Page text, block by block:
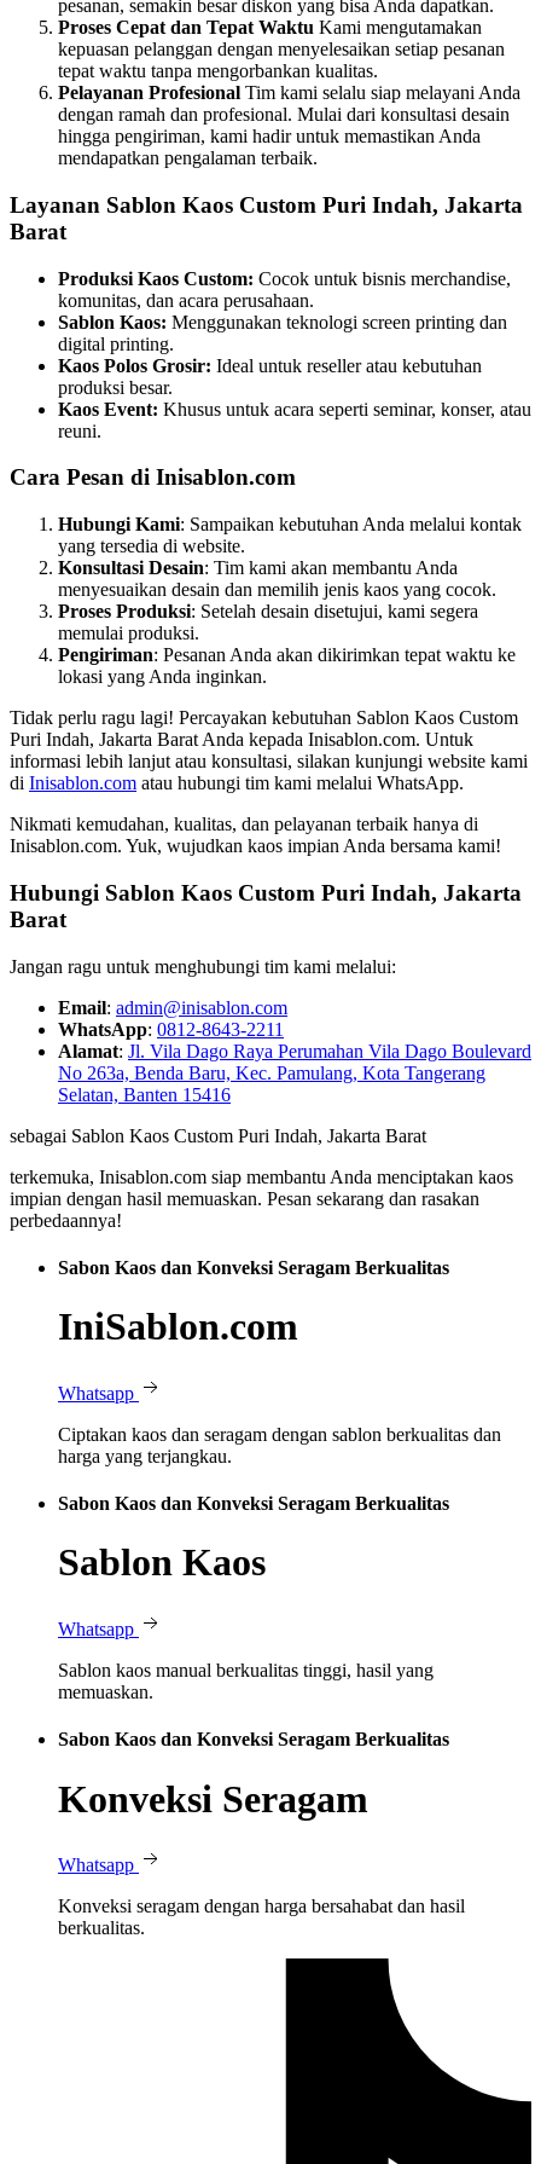
pesanan, semakin besar diskon yang bisa Anda dapatkan.
Proses Cepat dan Tepat Waktu Kami mengutamakan
kepuasan pelanggan dengan menyelesaikan setiap pesanan
tepat waktu tanpa mengorbankan kualitas.
Pelayanan Profesional Tim kami selalu siap melayani Anda
dengan ramah dan profesional. Mulai dari konsultasi desain
hingga pengiriman, kami hadir untuk memastikan Anda
mendapatkan pengalaman terbaik.
Layanan Sablon Kaos Custom Puri Indah, Jakarta
Barat
Produksi Kaos Custom: Cocok untuk bisnis merchandise,
komunitas, dan acara perusahaan.
Sablon Kaos: Menggunakan teknologi screen printing dan
digital printing.
Kaos Polos Grosir: Ideal untuk reseller atau kebutuhan
produksi besar.
Kaos Event: Khusus untuk acara seperti seminar, konser, atau
reuni.
Cara Pesan di Inisablon.com
Hubungi Kami: Sampaikan kebutuhan Anda melalui kontak
yang tersedia di website.
Konsultasi Desain: Tim kami akan membantu Anda
menyesuaikan desain dan memilih jenis kaos yang cocok.
Proses Produksi: Setelah desain disetujui, kami segera
memulai produksi.
Pengiriman: Pesanan Anda akan dikirimkan tepat waktu ke
lokasi yang Anda inginkan.
Tidak perlu ragu lagi! Percayakan kebutuhan Sablon Kaos Custom
Puri Indah, Jakarta Barat Anda kepada Inisablon.com. Untuk
informasi lebih lanjut atau konsultasi, silakan kunjungi website kami
di Inisablon.com atau hubungi tim kami melalui WhatsApp.
Nikmati kemudahan, kualitas, dan pelayanan terbaik hanya di
Inisablon.com. Yuk, wujudkan kaos impian Anda bersama kami!
Hubungi Sablon Kaos Custom Puri Indah, Jakarta
Barat
Jangan ragu untuk menghubungi tim kami melalui:
Email: admin@inisablon.com
WhatsApp: 0812-8643-2211
Alamat: Jl. Vila Dago Raya Perumahan Vila Dago Boulevard
No 263a, Benda Baru, Kec. Pamulang, Kota Tangerang
Selatan, Banten 15416
sebagai Sablon Kaos Custom Puri Indah, Jakarta Barat
terkemuka, Inisablon.com siap membantu Anda menciptakan kaos
impian dengan hasil memuaskan. Pesan sekarang dan rasakan
perbedaannya!
Sabon Kaos dan Konveksi Seragam Berkualitas
IniSablon.com
Whatsapp
Ciptakan kaos dan seragam dengan sablon berkualitas dan
harga yang terjangkau.
Sabon Kaos dan Konveksi Seragam Berkualitas
Sablon Kaos
Whatsapp
Sablon kaos manual berkualitas tinggi, hasil yang
memuaskan.
Sabon Kaos dan Konveksi Seragam Berkualitas
Konveksi Seragam
Whatsapp
Konveksi seragam dengan harga bersahabat dan hasil
berkualitas.